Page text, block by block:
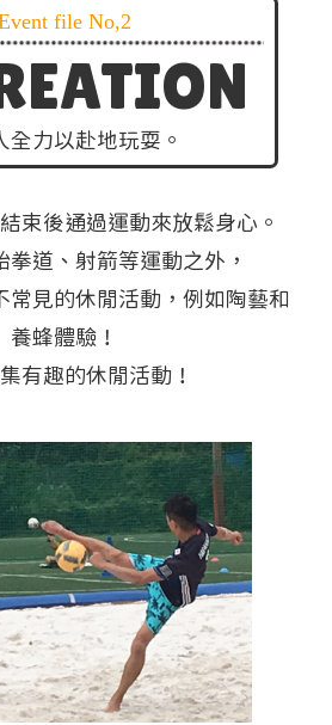
file No,2
全力以赴地玩耍。
束後通過運動來放鬆身心。
拳道、射箭等運動之外，
常見的休閒活動，例如陶藝和
養蜂體驗！
有趣的休閒活動！